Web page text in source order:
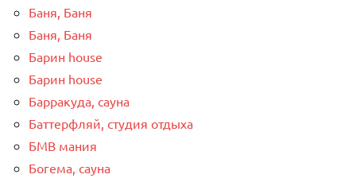
Баня, Баня
Баня, Баня
Барин house
Барин house
Барракуда, сауна
Баттерфляй, студия отдыха
БМВ мания
Богема, сауна